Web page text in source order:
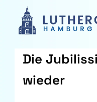
Die
wieder